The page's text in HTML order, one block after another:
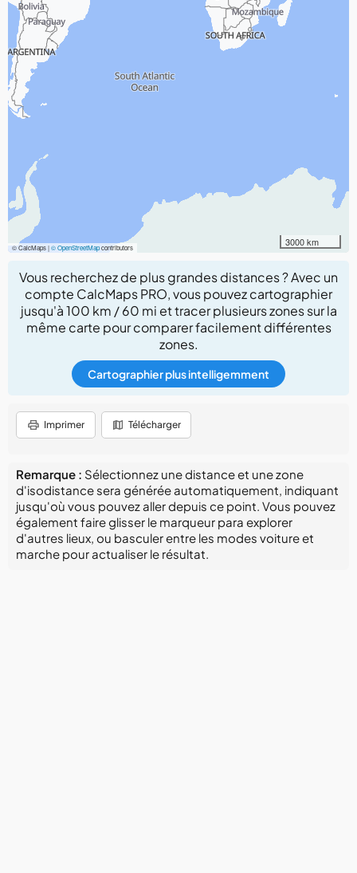
© CalcMaps |© OpenStreetMapcontributors 3000 km
Vous recherchez de plus grandes distances ? Avec un
compte CalcMaps PRO, vous pouvez cartographier
jusqu'à 100 km / 60 mi et tracer plusieurs zones sur la
même carte pour comparer facilement différentes
zones.
Cartographier plus intelligemment
Imprimer Télécharger
Remarque : Sélectionnez une distance et une zone
d'isodistance sera générée automatiquement, indiquant
jusqu'où vous pouvez aller depuis ce point. Vous pouvez
également faire glisser le marqueur para explorer
d'autres lieux, ou basculer entre les modes voiture et
marche pour actualiser le résultat.